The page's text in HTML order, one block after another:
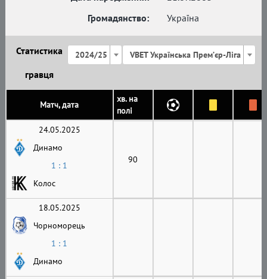
Громадянство:
Україна
Статистика
гравця
2024/25 VBET Українська Премʼєр-Ліга
Матч, дата
хв. на
полі
24.05.2025
Динамо
1 : 1
Колос
90
18.05.2025
Чорноморець
1 : 1
Динамо